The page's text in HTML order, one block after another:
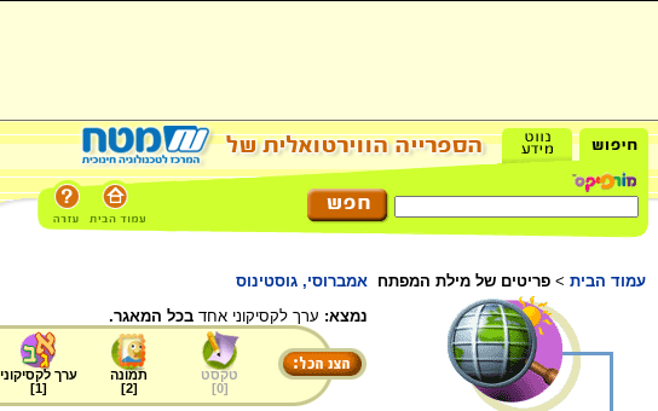
עמוד הבית > פריטים של מילת המפתח אמברוסי, גוסטינוס
נמצא: ערך לקסיקוני אחד בכל המאגר.
טקסט
[
0
]
תמונה
[
2
]
ערך לקסיקוני
[
1
]